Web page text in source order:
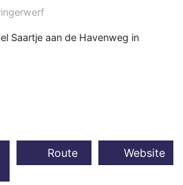
Saartje aan de Havenweg in
Route Website